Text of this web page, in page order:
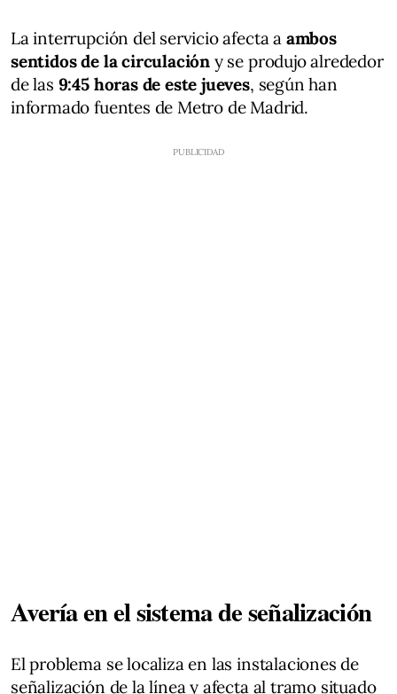
La interrupción del servicio afecta a ambos
sentidos de la circulación y se produjo alrededor
de las 9:45 horas de este jueves, según han
informado fuentes de Metro de Madrid.
Avería en el sistema de señalización
El problema se localiza en las instalaciones de
señalización de la línea y afecta al tramo situado